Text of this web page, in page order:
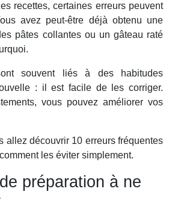
recettes, certaines erreurs peuvent
avez peut-être déjà obtenu une
pâtes collantes ou un gâteau raté
souvent liés à des habitudes
: il est facile de les corriger.
vous pouvez améliorer vos
allez découvrir 10 erreurs fréquentes
les éviter simplement.
préparation à ne